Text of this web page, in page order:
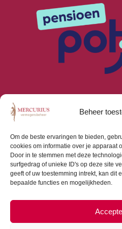
Beheer
Om de beste ervaringen te bieden,
cookies om informatie over je apparaat
Door in te stemmen met deze
surfgedrag of unieke ID's op deze site
geeft of uw toestemming intrekt, kan dit
bepaalde functies en mogelijkheden.
Algemene